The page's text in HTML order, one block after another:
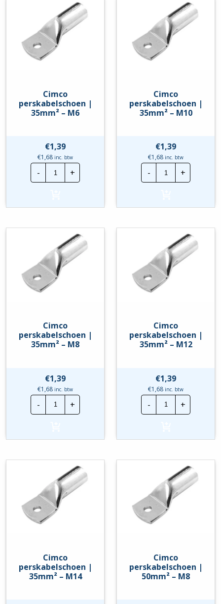
Cimco
perskabelschoen |
35mm² – M6
€1,39
€1,68 inc. btw
-
Cimco
perskabelschoen
|
M6
+
Cimco
perskabelschoen |
35mm² – M10
€1,39
€1,68 inc. btw
-
Cimco
|
M10
+
Cimco
perskabelschoen |
35mm² – M8
€1,39
€1,68 inc. btw
-
Cimco
perskabelschoen
|
M8
+
Cimco
perskabelschoen |
35mm² – M12
€1,39
€1,68 inc. btw
-
Cimco
|
M12
+
Cimco
perskabelschoen |
35mm² – M14
Cimco
perskabelschoen |
50mm² – M8